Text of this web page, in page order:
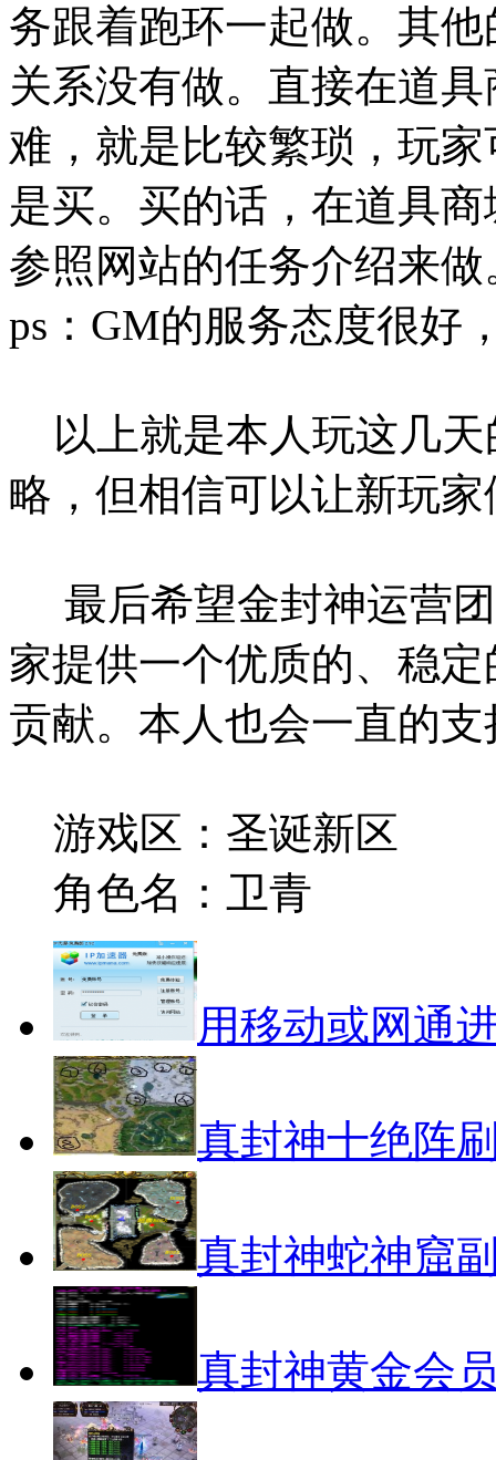
务跟着跑环一起做。其
关系没有做。直接在道
难，就是比较繁琐，玩
是买。买的话，在道具
参照网站的任务介绍来
ps：GM的服务态度很好
以上就是本人玩这几天
略，但相信可以让新玩
最后希望金封神运营
家提供一个优质的、稳
贡献。本人也会一直的
游戏区：圣诞新区
角色名：卫青
用移动或网通
真封神十绝阵
真封神蛇神窟
真封神黄金会